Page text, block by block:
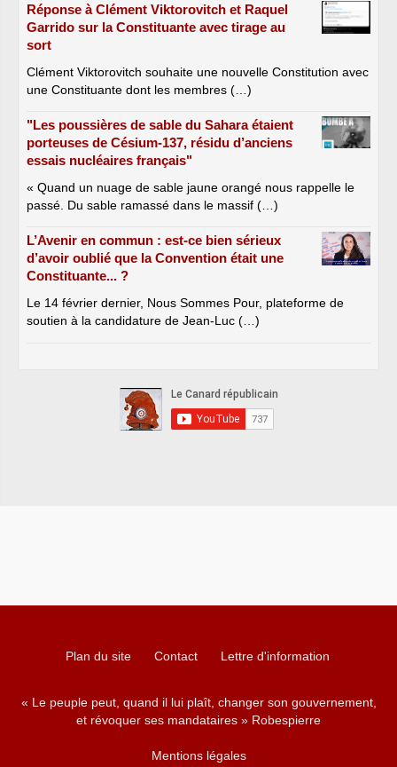
Réponse à Clément Viktorovitch et Raquel
Garrido sur la Constituante avec tirage au
sort
Clément Viktorovitch souhaite une nouvelle Constitution avec
une Constituante dont les membres (…)
"Les poussières de sable du Sahara étaient
porteuses de Césium-137, résidu d’anciens
essais nucléaires français"
« Quand un nuage de sable jaune orangé nous rappelle le
passé. Du sable ramassé dans le massif (…)
L’Avenir en commun : est-ce bien sérieux
d’avoir oublié que la Convention était une
Constituante... ?
Le 14 février dernier, Nous Sommes Pour, plateforme de
soutien à la candidature de Jean-Luc (…)
Plan du site Contact Lettre d'information
« Le peuple peut, quand il lui plaît, changer son gouvernement,
et révoquer ses mandataires » Robespierre
Mentions légales